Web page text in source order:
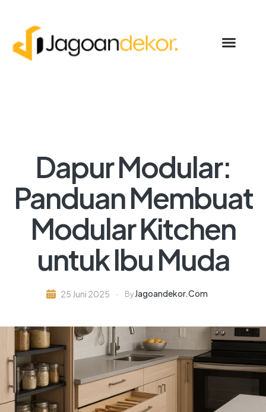
Dapur Modular:
Panduan Membuat
Modular Kitchen
untuk Ibu Muda
25 Juni 2025 By Jagoandekor.com